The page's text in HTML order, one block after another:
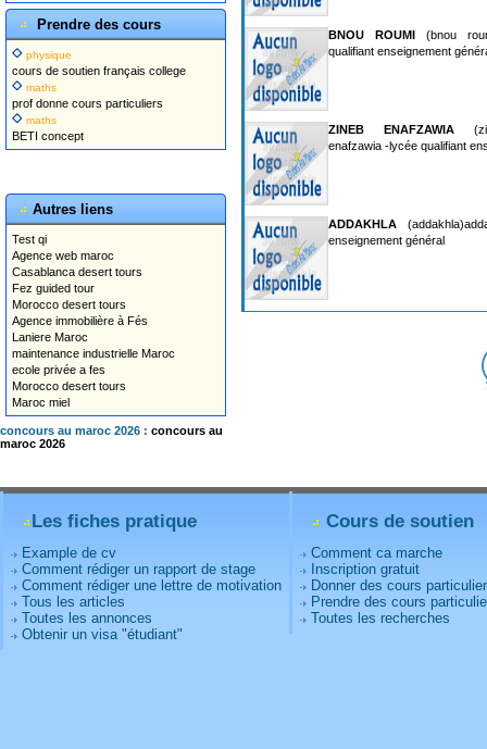
Prendre des cours
physique
cours de soutien français college
maths
prof donne cours particuliers
maths
BETI concept
Autres liens
Test qi
Agence web maroc
Casablanca desert tours
Fez guided tour
Morocco desert tours
Agence immobilière à Fés
Laniere Maroc
maintenance industrielle Maroc
ecole privée a fes
Morocco desert tours
Maroc miel
concours au maroc 2026 : concours au
maroc 2026
BNOU ROUMI (bnou
qualifiant enseignement
ZINEB ENAFZAWIA
enafzawia -lycée qualifiant
ADDAKHLA
enseignement général
Les fiches pratique
Example de cv
Comment rédiger un rapport de stage
Comment rédiger une lettre de motivation
Tous les articles
Toutes les annonces
Obtenir un visa "étudiant"
Cours de soutien
Comment ca marche
Inscription gratuit
Donner des cours
Prendre des cours
Toutes les recherches